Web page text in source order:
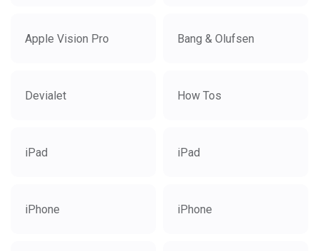
Apple Vision Pro Bang & Olufsen
Devialet How Tos
iPad iPad
iPhone iPhone